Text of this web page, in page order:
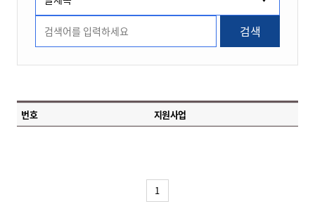
검색
번호 지원사업
1